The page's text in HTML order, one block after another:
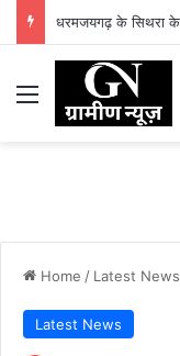
Menu
Home / Latest News
Latest News